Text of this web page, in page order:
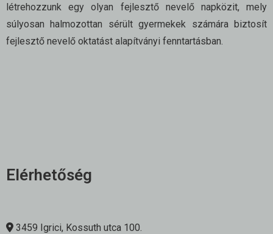
létrehozzunk egy olyan fejlesztő nevelő napközit, mely
súlyosan halmozottan sérült gyermekek számára biztosít
fejlesztő nevelő oktatást alapítványi fenntartásban.
Elérhetőség
3459 Igrici, Kossuth utca 100.